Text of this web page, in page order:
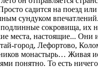
садится на поезд
сундуком
подлинные сокровища, их
места, настоящие... Они
город, Лефортово,
монастырь… Живая
понятно. То есть